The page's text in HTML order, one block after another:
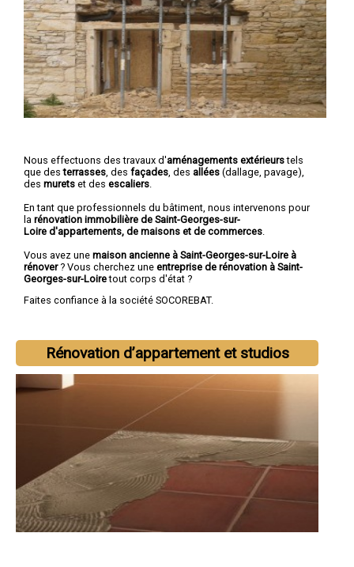
Nous effectuons des travaux d'aménagements extérieurstels
que desterrasses , des façades , des allées (dallage, pavage),
des murets et des escaliers
En tant que professionnels du bâtiment, nous intervenons pour
la rénovation immobilière de Saint-Georges-sur-
Loire d'appartements, de maisons et de commerces
Vous avez une maison ancienne à Saint-Georges-sur-Loire à
rénover? Vous cherchez une entreprise de rénovation à Saint-
Georges-sur-Loiretout corps d'état ?
Faites confiance à la société SOCOREBAT.
Rénovation d’appartement et studios